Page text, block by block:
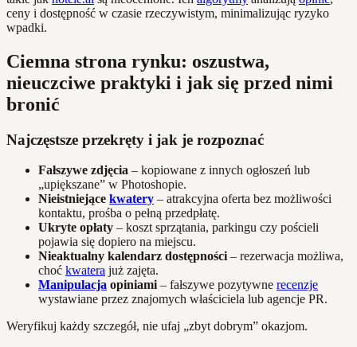
ceny i dostępność w czasie rzeczywistym, minimalizując ryzyko
wpadki.
Ciemna strona rynku: oszustwa,
nieuczciwe praktyki i jak się przed nimi
bronić
Najczęstsze przekręty i jak je rozpoznać
Fałszywe zdjęcia – kopiowane z innych ogłoszeń lub
„upiększane” w Photoshopie.
Nieistniejące kwatery – atrakcyjna oferta bez możliwości
kontaktu, prośba o pełną przedpłatę.
Ukryte opłaty – koszt sprzątania, parkingu czy pościeli
pojawia się dopiero na miejscu.
Nieaktualny kalendarz dostępności – rezerwacja możliwa,
choć kwatera już zajęta.
Manipulacja opiniami – fałszywe pozytywne recenzje
wystawiane przez znajomych właściciela lub agencje PR.
Weryfikuj każdy szczegół, nie ufaj „zbyt dobrym” okazjom.